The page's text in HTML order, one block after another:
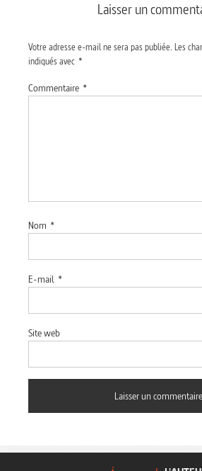
Laisser un
Votre adresse e-mail ne sera pas publiée. Les
indiqués avec *
Commentaire *
Nom *
E-mail *
Site web